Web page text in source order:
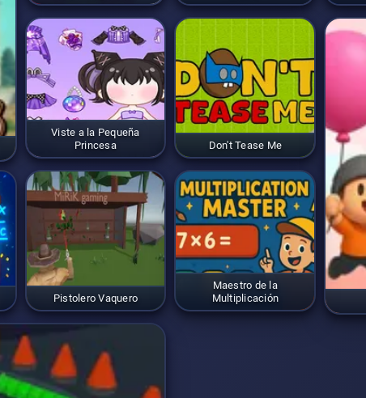
Viste a la Pequeña
Princesa
Don't Tease Me
Pistolero Vaquero
Maestro de la
Multiplicación